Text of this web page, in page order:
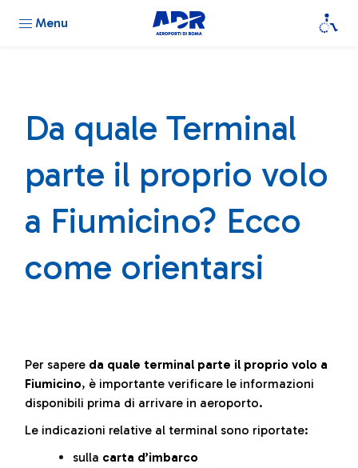
Menu
Da quale Terminal
parte il proprio volo
a Fiumicino? Ecco
come orientarsi
Per sapere da quale terminal parte il proprio volo a
Fiumicino, è importante verificare le informazioni
disponibili prima di arrivare in aeroporto.
Le indicazioni relative al terminal sono riportate:
sulla carta d’imbarco